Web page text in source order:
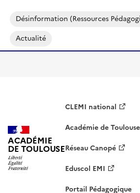
Désinformation (ressources
Actualité
ACADÉMIE
DE TOULOUSE
CLEMI national
Académie de Toulouse
Réseau Canopé
Eduscol EMI
Portail Pédagogique